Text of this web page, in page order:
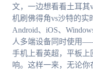
文，一边想看看土耳其
机刷佛得角vs沙特的实
Android、iOS、
人多端设备同时使用
手机上看英超，平板上
响。这样一来，无论